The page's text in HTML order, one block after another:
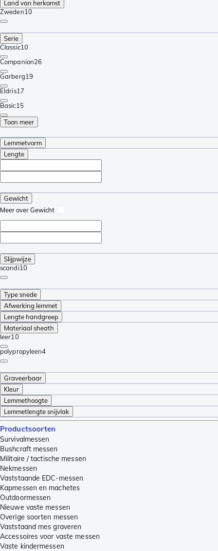
Land van herkomst
Zweden10
Serie
Classic10
Companion26
Garberg19
Eldris17
Basic15
Toon meer
Lemmetvorm
Lengte
Gewicht
Meer over Gewicht
Slijpwijze
scandi10
Type snede
Afwerking lemmet
Lengte handgreep
Materiaal sheath
leer10
polypropyleen4
Graveerbaar
Kleur
Lemmethoogte
Lemmetlengte snijvlak
Productsoorten
Survivalmessen
Bushcraft messen
Militaire / tactische messen
Nekmessen
Vaststaande EDC-messen
Kapmessen en machetes
Outdoormessen
Nieuwe vaste messen
Overige soorten messen
Vaststaand mes graveren
Accessoires voor vaste messen
Vaste kindermessen